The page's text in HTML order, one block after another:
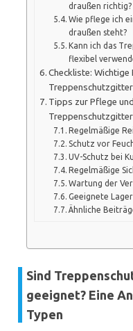
draußen richtig?
Wie pflege ich
draußen steht?
Kann ich das
flexibel
Checkliste: Wichtige
Tipps zur Pflege
Regelmäßige
Schutz vor
UV-Schutz bei
Regelmäßige
Wartung der
Geeignete
Ähnliche
Sind
geeignet? Eine
Typen